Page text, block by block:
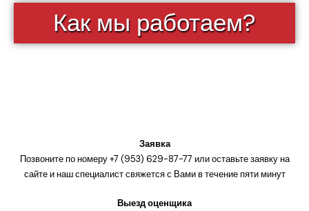
Как мы работаем?
Заявка
Позвоните по номеру +7 (953) 629-87-77 или оставьте заявку на
сайте и наш специалист свяжется с Вами в течение пяти минут
Выезд оценщика